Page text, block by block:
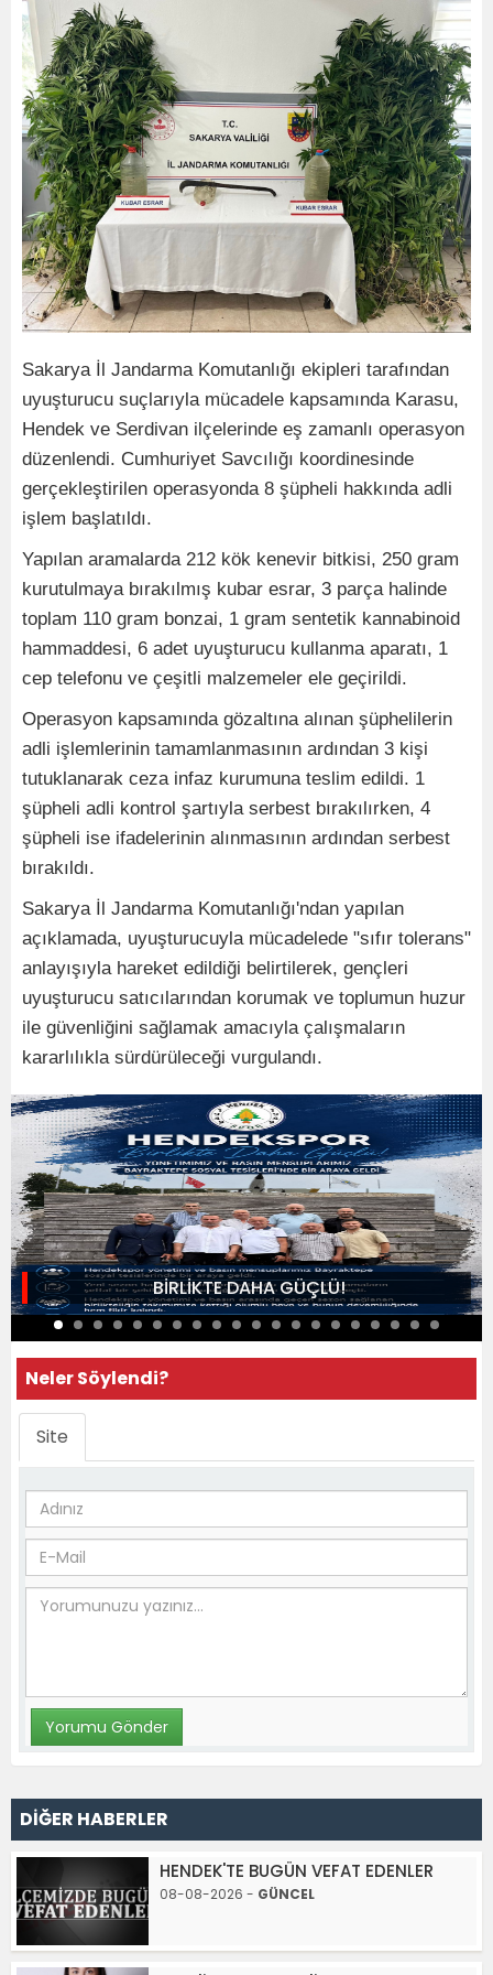
Sakarya İl Jandarma Komutanlığı ekipleri tarafından
uyuşturucu suçlarıyla mücadele kapsamında Karasu,
Hendek ve Serdivan ilçelerinde eş zamanlı operasyon
düzenlendi. Cumhuriyet Savcılığı koordinesinde
gerçekleştirilen operasyonda 8 şüpheli hakkında adli
işlem başlatıldı.
Yapılan aramalarda 212 kök kenevir bitkisi, 250 gram
kurutulmaya bırakılmış kubar esrar, 3 parça halinde
toplam 110 gram bonzai, 1 gram sentetik kannabinoid
hammaddesi, 6 adet uyuşturucu kullanma aparatı, 1
cep telefonu ve çeşitli malzemeler ele geçirildi.
Operasyon kapsamında gözaltına alınan şüphelilerin
adli işlemlerinin tamamlanmasının ardından 3 kişi
tutuklanarak ceza infaz kurumuna teslim edildi. 1
şüpheli adli kontrol şartıyla serbest bırakılırken, 4
şüpheli ise ifadelerinin alınmasının ardından serbest
bırakıldı.
Sakarya İl Jandarma Komutanlığı'ndan yapılan
açıklamada, uyuşturucuyla mücadelede "sıfır tolerans"
anlayışıyla hareket edildiği belirtilerek, gençleri
uyuşturucu satıcılarından korumak ve toplumun huzur
ile güvenliğini sağlamak amacıyla çalışmaların
kararlılıkla sürdürüleceği vurgulandı.
BİRLİKTE DAHA GÜÇLÜ!
Neler Söylendi?
Site
DİĞER HABERLER
HENDEK'TE BUGÜN VEFAT EDENLER
08-08-2026 - GÜNCEL